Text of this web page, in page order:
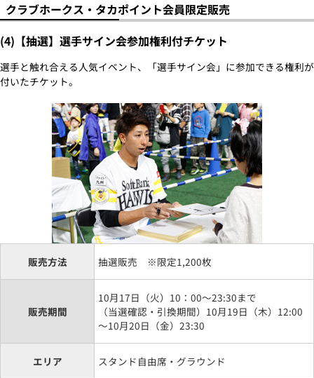
クラブホークス・タカポイント会員限定販売
(4)【抽選】選手サイン会参加権利付チケット
選手と触れ合える人気イベント、「選手サイン会」に参加できる権利が
付いたチケット。
販売方法 抽選販売 ※限定1,200枚
販売期間
10月17日（火）10：00～23:30まで
（当選確認・引換期間）10月19日（木）12:00
～10月20日（金）23:30
エリア スタンド自由席・グラウンド